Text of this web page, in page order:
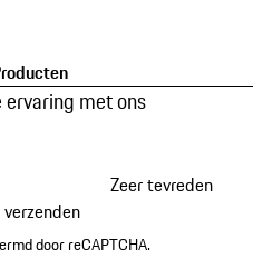
ervaring met ons
Zeer tevreden
door reCAPTCHA.